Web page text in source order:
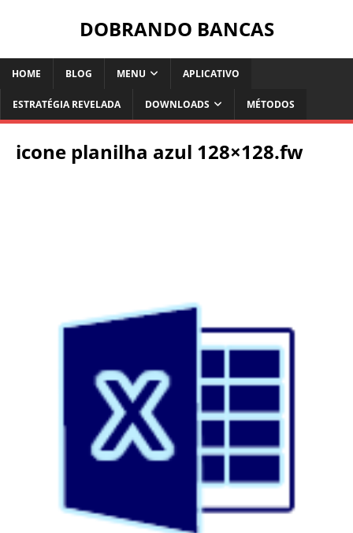
DOBRANDO BANCAS
HOME BLOG MENU APLICATIVO
ESTRATÉGIA REVELADA DOWNLOADS MÉTODOS
icone planilha azul 128×128.fw